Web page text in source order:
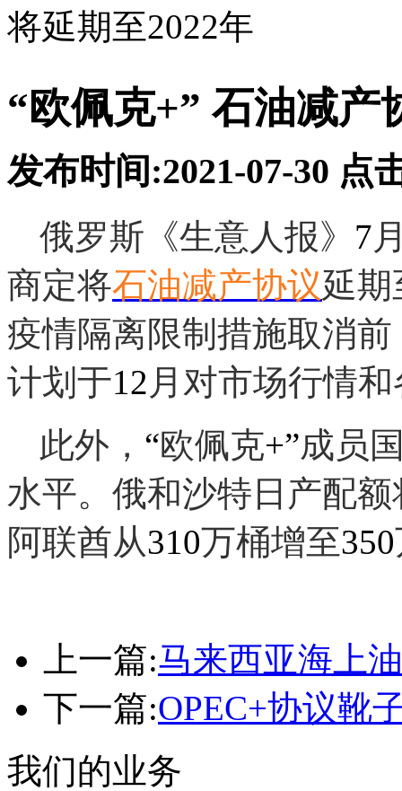
将延期至2022年
“欧佩克+” 石油减产
发布时间:2021-07-30 点
俄罗斯《生意人报》 7
商定将石油减产协议延期
疫情隔离限制措施取消
计划于12 月对市场行情
此外， “欧佩克+”成员
水平。俄和沙特日产配额
阿联酋从310万桶增至350
上一篇:马来西亚海上
下一篇:OPEC+协议靴
我们的业务